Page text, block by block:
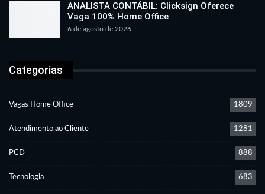
ANALISTA CONTÁBIL: Clicksign Oferece
Vaga 100% Home Office
6 de agosto de 2026
Categorias
Vagas Home Office 1809
Atendimento ao Cliente 1281
PCD 888
Tecnologia 683